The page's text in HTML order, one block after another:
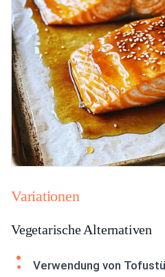
Variationen
Vegetarische Alternativen
Verwendung von